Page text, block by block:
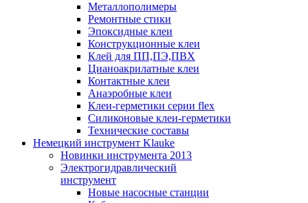
Металлополимеры
Ремонтные стики
Эпоксидные клеи
Конструкционные клеи
Клей для ПП,ПЭ,ПВХ
Цианоакрилатные клеи
Контактные клеи
Анаэробные клеи
Клеи-герметики серии flex
Силиконовые клеи-герметики
Технические составы
Немецкий инструмент Klauke
Новинки инструмента 2013
Электрогидравлический
инструмент
Новые насосные станции